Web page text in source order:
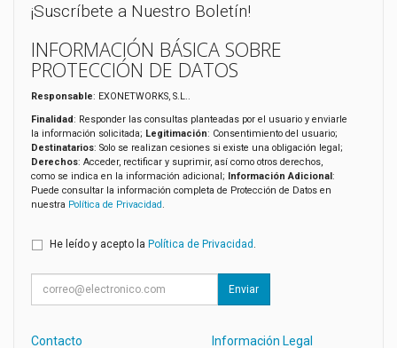
¡Suscríbete a Nuestro Boletín!
INFORMACIÓN BÁSICA SOBRE
PROTECCIÓN DE DATOS
Responsable: EXONETWORKS, S.L..
Finalidad: Responder las consultas planteadas por el usuario y enviarle
la información solicitada; Legitimación: Consentimiento del usuario;
Destinatarios: Solo se realizan cesiones si existe una obligación legal;
Derechos: Acceder, rectificar y suprimir, así como otros derechos,
como se indica en la información adicional;
Información Adicional :
Puede consultar la información completa de Protección de Datos en
nuestra Política de Privacidad .
He leído y acepto la Política de Privacidad
Enviar
Contacto Información Legal